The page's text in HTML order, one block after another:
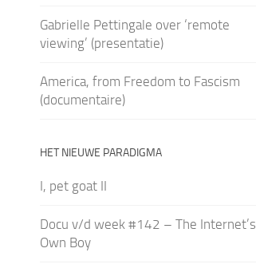
Gabrielle Pettingale over ‘remote
viewing’ (presentatie)
America, from Freedom to Fascism
(documentaire)
HET NIEUWE PARADIGMA
I, pet goat II
Docu v/d week #142 – The Internet’s
Own Boy